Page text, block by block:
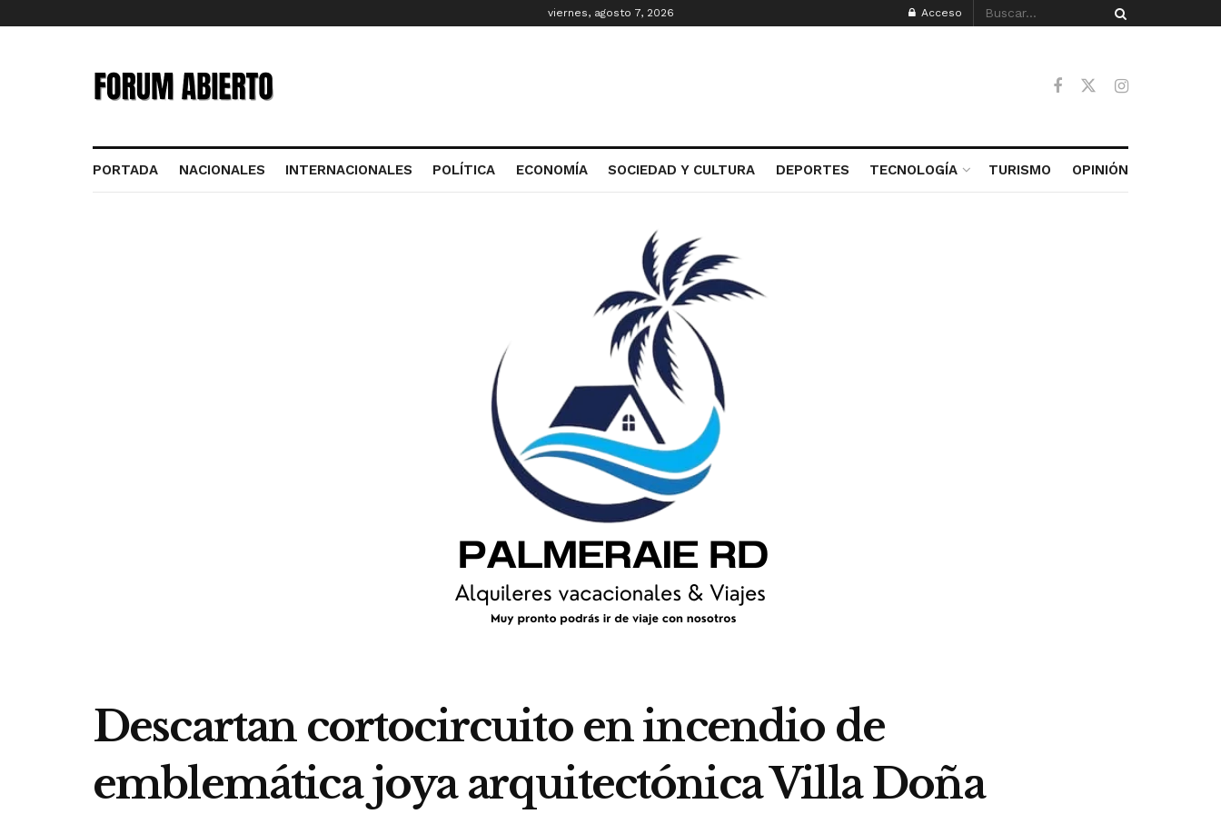
viernes, agosto 7, 2026 Acceso
PORTADA NACIONALES INTERNACIONALES POLÍTICA ECONOMÍA SOCIEDAD Y CULTURA DEPORTES TECNOLOGÍA TURISMO OPINIÓN
Descartan cortocircuito en incendio de
emblemática joya arquitectónica Villa Doña